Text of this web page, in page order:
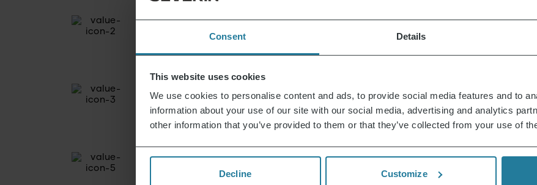
Consent Details
This website uses cookies
We use cookies to personalise content and ads, to provide social media features and to
information about your use of our site with our social media, advertising and analytics
other information that you’ve provided to them or that they’ve collected from your use of
Decline Customize
verantwortungsvoll
und zukunftsorientiert.